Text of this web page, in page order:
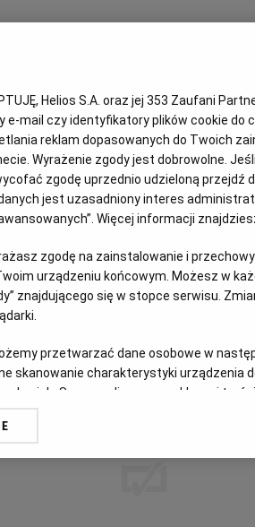
vouchery do JuraParku!
w Twoim domu mieszka fan Psiego
do udziału w kreatywnym
więcej
Helios S.A. oraz jej 353 Zaufani
e-mail czy identyfikatory plików cookie do
reklam dopasowanych do Twoich
Wyrażenie zgody jest dobrowolne.
zgodę uprzednio udzieloną przejdź
jest uzasadniony interes
Więcej informacji
zgodę na zainstalowanie i
urządzeniu końcowym. Możesz w
znajdującego się w stopce serwisu.
przetwarzać dane osobowe w
skanowanie charakterystyki urządzenia
do nich. Spersonalizowane reklamy i